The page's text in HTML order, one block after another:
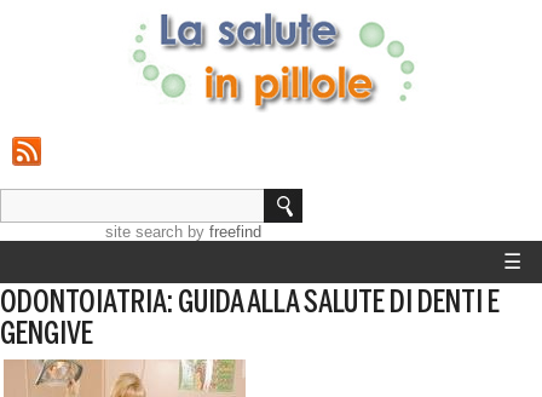
site search by freefind
☰
HOME
STRUMENTI
ODONTOIATRIA: GUIDA ALLA SALUTE DI DENTI E
GENGIVE